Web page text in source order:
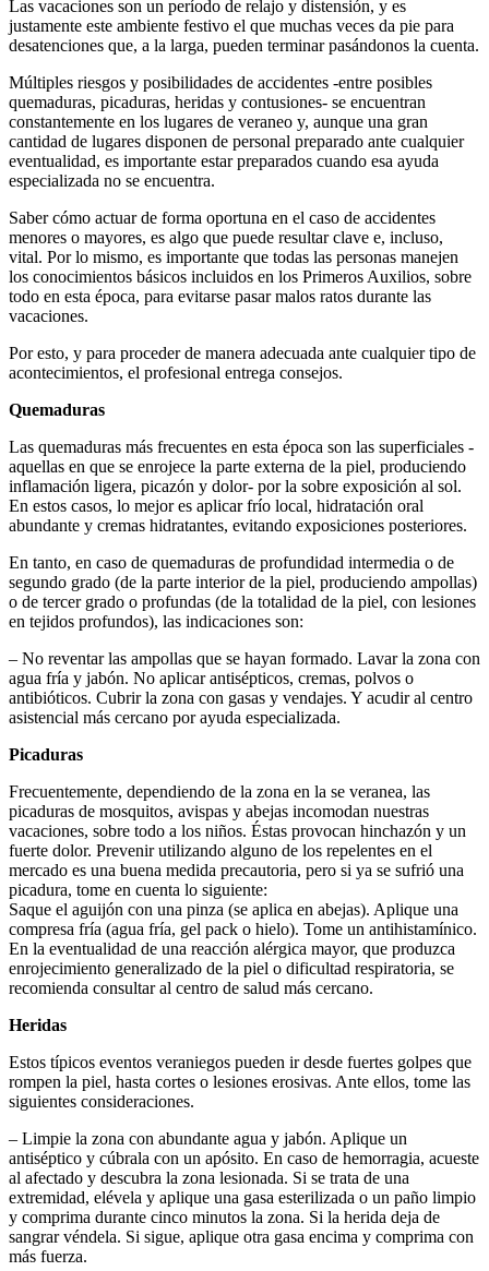
Las vacaciones son un período de relajo y distensión, y es
justamente este ambiente festivo el que muchas veces da pie para
desatenciones que, a la larga, pueden terminar pasándonos la cuenta.
Múltiples riesgos y posibilidades de accidentes -entre posibles
quemaduras, picaduras, heridas y contusiones- se encuentran
constantemente en los lugares de veraneo y, aunque una gran
cantidad de lugares disponen de personal preparado ante cualquier
eventualidad, es importante estar preparados cuando esa ayuda
especializada no se encuentra.
Saber cómo actuar de forma oportuna en el caso de accidentes
menores o mayores, es algo que puede resultar clave e, incluso,
vital. Por lo mismo, es importante que todas las personas manejen
los conocimientos básicos incluidos en los Primeros Auxilios, sobre
todo en esta época, para evitarse pasar malos ratos durante las
vacaciones.
Por esto, y para proceder de manera adecuada ante cualquier tipo de
acontecimientos, el profesional entrega consejos.
Quemaduras
Las quemaduras más frecuentes en esta época son las superficiales -
aquellas en que se enrojece la parte externa de la piel, produciendo
inflamación ligera, picazón y dolor- por la sobre exposición al sol.
En estos casos, lo mejor es aplicar frío local, hidratación oral
abundante y cremas hidratantes, evitando exposiciones posteriores.
En tanto, en caso de quemaduras de profundidad intermedia o de
segundo grado (de la parte interior de la piel, produciendo ampollas)
o de tercer grado o profundas (de la totalidad de la piel, con lesiones
en tejidos profundos), las indicaciones son:
– No reventar las ampollas que se hayan formado. Lavar la zona con
agua fría y jabón. No aplicar antisépticos, cremas, polvos o
antibióticos. Cubrir la zona con gasas y vendajes. Y acudir al centro
asistencial más cercano por ayuda especializada.
Picaduras
Frecuentemente, dependiendo de la zona en la se veranea, las
picaduras de mosquitos, avispas y abejas incomodan nuestras
vacaciones, sobre todo a los niños. Éstas provocan hinchazón y un
fuerte dolor. Prevenir utilizando alguno de los repelentes en el
mercado es una buena medida precautoria, pero si ya se sufrió una
picadura, tome en cuenta lo siguiente:
Saque el aguijón con una pinza (se aplica en abejas). Aplique una
compresa fría (agua fría, gel pack o hielo). Tome un antihistamínico.
En la eventualidad de una reacción alérgica mayor, que produzca
enrojecimiento generalizado de la piel o dificultad respiratoria, se
recomienda consultar al centro de salud más cercano.
Heridas
Estos típicos eventos veraniegos pueden ir desde fuertes golpes que
rompen la piel, hasta cortes o lesiones erosivas. Ante ellos, tome las
siguientes consideraciones.
– Limpie la zona con abundante agua y jabón. Aplique un
antiséptico y cúbrala con un apósito. En caso de hemorragia, acueste
al afectado y descubra la zona lesionada. Si se trata de una
extremidad, elévela y aplique una gasa esterilizada o un paño limpio
y comprima durante cinco minutos la zona. Si la herida deja de
sangrar véndela. Si sigue, aplique otra gasa encima y comprima con
más fuerza.